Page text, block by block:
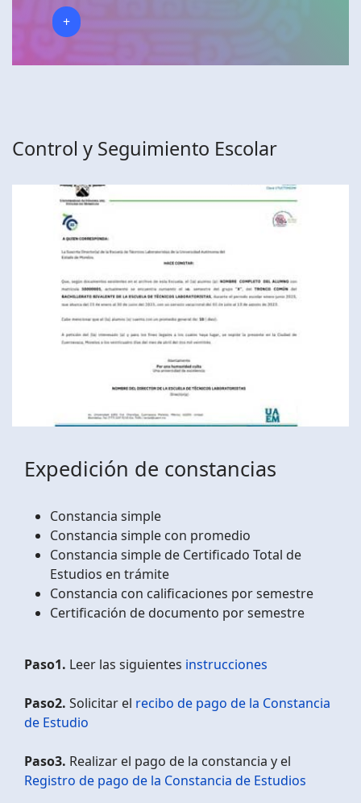
+
Control y Seguimiento Escolar
Expedición de constancias
Constancia simple
Constancia simple con promedio
Constancia simple de Certificado Total de
Estudios en trámite
Constancia con calificaciones por semestre
Certificación de documento por semestre
Paso1. Leer las siguientes instrucciones
Paso2. Solicitar el recibo de pago de la Constancia
de Estudio
Paso3. Realizar el pago de la constancia y el
Registro de pago de la Constancia de Estudios